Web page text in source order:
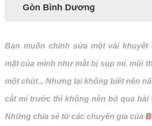
Gòn Bình Dương
Bạn muốn chỉnh sửa một vài khuyết
mặt của mình như mắt bị sụp mí, mũi
một chút... Nhưng lại không biết nên
cắt mí trước thì không nên bỏ qua bài
Những chia sẻ từ các chuyên gia của